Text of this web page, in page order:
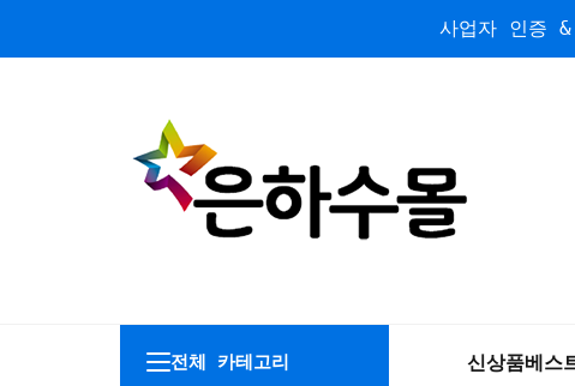
사업자 인증
전체 카테고리 신상품베스